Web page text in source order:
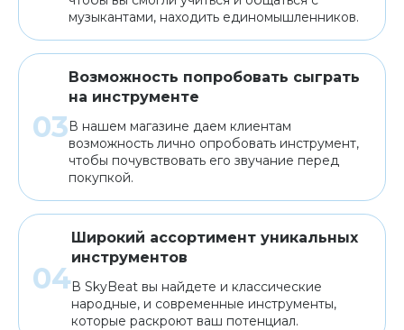
музыкантами, находить единомышленников.
Возможность попробовать сыграть
на инструменте
В нашем магазине даем клиентам
возможность лично опробовать инструмент,
чтобы почувствовать его звучание перед
покупкой.
Широкий ассортимент уникальных
инструментов
В SkyBeat вы найдете и классические
народные, и современные инструменты,
которые раскроют ваш потенциал.